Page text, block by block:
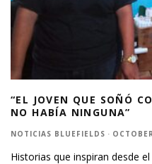
“EL JOVEN QUE SOÑÓ
NO HABÍA NINGUNA”
NOTICIAS BLUEFIELDS ·
Historias que inspiran desde